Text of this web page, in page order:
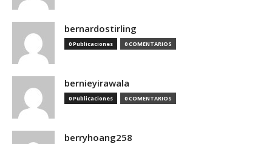
bernardostirling
0 Publicaciones 0 COMENTARIOS
bernieyirawala
0 Publicaciones 0 COMENTARIOS
berryhoang258